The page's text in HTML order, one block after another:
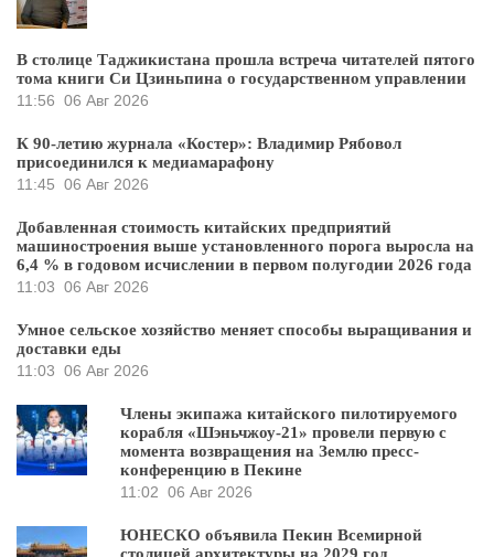
В столице Таджикистана прошла встреча читателей пятого
тома книги Си Цзиньпина о государственном управлении
11:56 06 Авг 2026
К 90-летию журнала «Костер»: Владимир Рябовол
присоединился к медиамарафону
11:45 06 Авг 2026
Добавленная стоимость китайских предприятий
машиностроения выше установленного порога выросла на
6,4 % в годовом исчислении в первом полугодии 2026 года
11:03 06 Авг 2026
Умное сельское хозяйство меняет способы выращивания и
доставки еды
11:03 06 Авг 2026
Члены экипажа китайского пилотируемого
корабля «Шэньчжоу-21» провели первую с
момента возвращения на Землю пресс-
конференцию в Пекине
11:02 06 Авг 2026
ЮНЕСКО объявила Пекин Всемирной